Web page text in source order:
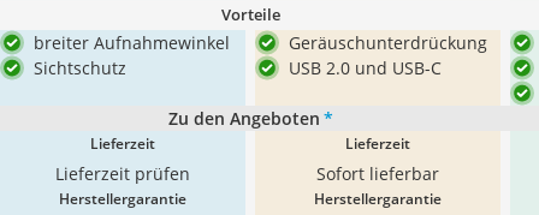
Vorteile
breiter Aufnahmewinkel
Sichtschutz
Geräuschunterdrückung
USB 2.0 und USB-C
Zu den Angeboten *
Lieferzeit
Lieferzeit prüfen
Lieferzeit
Sofort lieferbar
Herstellergarantie Herstellergarantie